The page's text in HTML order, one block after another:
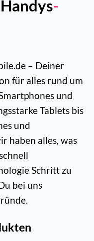
-
– Deiner
für alles rund um
und
Tablets bis
und
haben alles, was
Schritt zu
bei uns